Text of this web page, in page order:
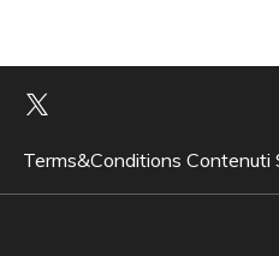
Terms&Conditions Contenuti